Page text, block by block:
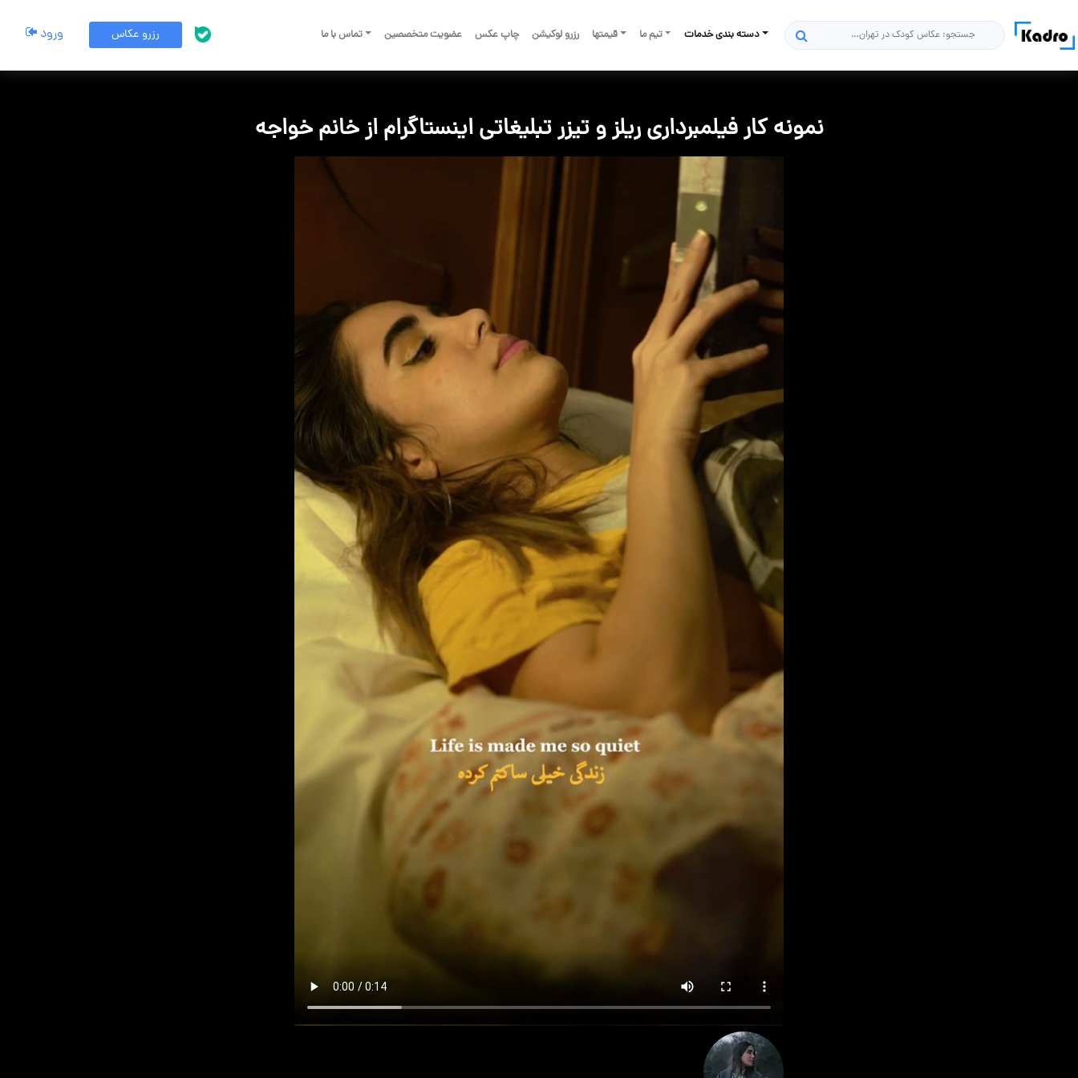
جستجو دسته بندی خدمات تیم ما قیمتها رزرو لوکیشن چاپ عکس عضویت متخصصین تماس با ما پشتیبانی بله رزرو عکاس ورود
نمونه کار فیلمبرداری ریلز و تیزر تبلیغاتی اینستاگرام از خانم خواجه